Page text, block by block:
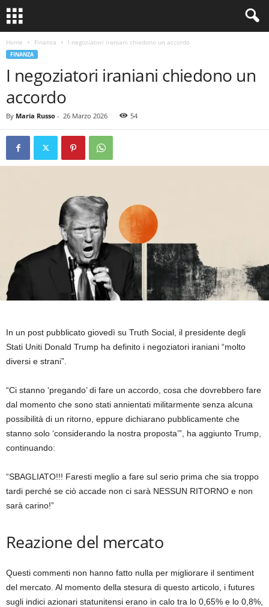
Home Finanza I negoziatori iraniani chiedono un accordo
FINANZA
I negoziatori iraniani chiedono un
accordo
By Maria Russo - 26 Marzo 2026 54
In un post pubblicato giovedì su Truth Social, il presidente degli
Stati Uniti Donald Trump ha definito i negoziatori iraniani “molto
diversi e strani”.
“Ci stanno ‘pregando’ di fare un accordo, cosa che dovrebbero fare
dal momento che sono stati annientati militarmente senza alcuna
possibilità di un ritorno, eppure dichiarano pubblicamente che
stanno solo ‘considerando la nostra proposta’”, ha aggiunto Trump,
continuando:
“SBAGLIATO!!! Faresti meglio a fare sul serio prima che sia troppo
tardi perché se ciò accade non ci sarà NESSUN RITORNO e non
sarà carino!”
Reazione del mercato
Questi commenti non hanno fatto nulla per migliorare il sentiment
del mercato. Al momento della stesura di questo articolo, i futures
sugli indici azionari statunitensi erano in calo tra lo 0,65% e lo 0,8%,